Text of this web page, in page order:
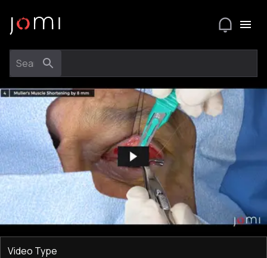
Video Type